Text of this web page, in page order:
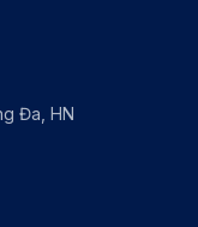
Đa, HN